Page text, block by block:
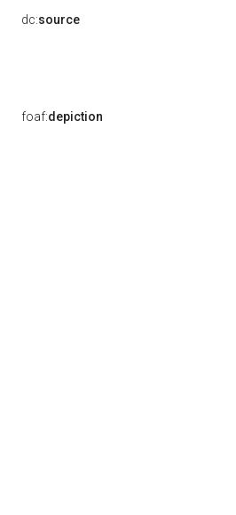
dc:source
foaf:depiction